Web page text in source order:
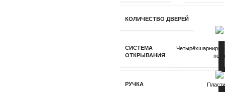
КОЛИЧЕСТВО ДВЕРЕЙ
СИСТЕМА
ОТКРЫВАНИЯ
РУЧКА